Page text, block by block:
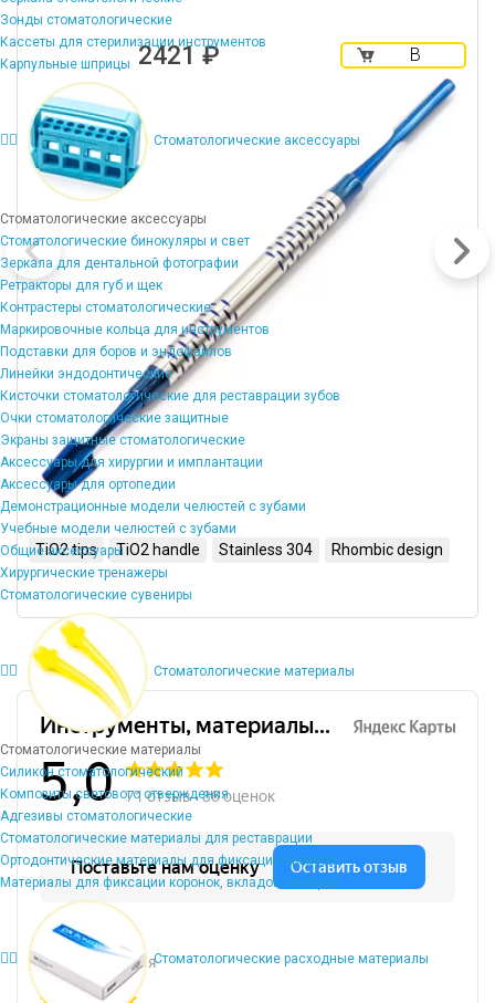
Зонды стоматологические
Кассеты для стерилизации инструментов
Карпульные шприцы
Стоматологические аксессуары
Стоматологические аксессуары
Стоматологические бинокуляры и свет
Зеркала для дентальной фотографии
Ретракторы для губ и щек
Контрастеры стоматологические
Маркировочные кольца для инструментов
Подставки для боров и эндофайлов
Линейки эндодонтические
Кисточки стоматологические для реставрации зубов
Очки стоматологические защитные
Экраны защитные стоматологические
Аксессуары для хирургии и имплантации
Аксессуары для ортопедии
Демонстрационные модели челюстей с зубами
Учебные модели челюстей с зубами
Общие аксессуары
Хирургические тренажеры
Стоматологические сувениры
Стоматологические материалы
Стоматологические материалы
Силикон стоматологический
Композиты светового отверждения
Адгезивы стоматологические
Стоматологические материалы для реставрации
Ортодонтические материалы для фиксации брекетов
Материалы для фиксации коронок, вкладок, виниров
Стоматологические расходные материалы
2421 ₽
В
корзину
TiO2 tips TiO2 handle Stainless 304 Rhombic design